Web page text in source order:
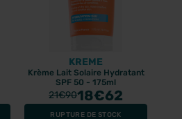
KREME
Krème Lait Solaire Hydratant
SPF 50 - 175ml
21€9018€62
RUPTURE DE STOCK